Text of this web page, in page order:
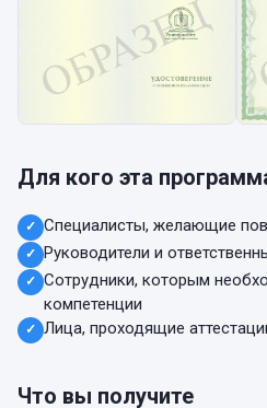
Для кого эта
✓ Специалисты, желающие
✓ Руководители и
✓ Сотрудники, которым
компетенции
✓ Лица, проходящие
Что вы получите